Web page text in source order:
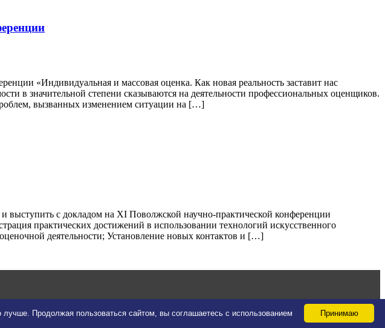
«Индивидуальная и массовая оценка. Как новая реальность заставит нас
в значительной степени сказываются на деятельности профессиональных оценщиков.
вызванных изменением ситуации на […]
с докладом на XI Поволжской научно-практической конференции
практических достижений в использовании технологий искусственного
деятельности; Установление новых контактов и […]
Принимаю
Продолжая пользоваться сайтом, вы соглашаетесь с использованием